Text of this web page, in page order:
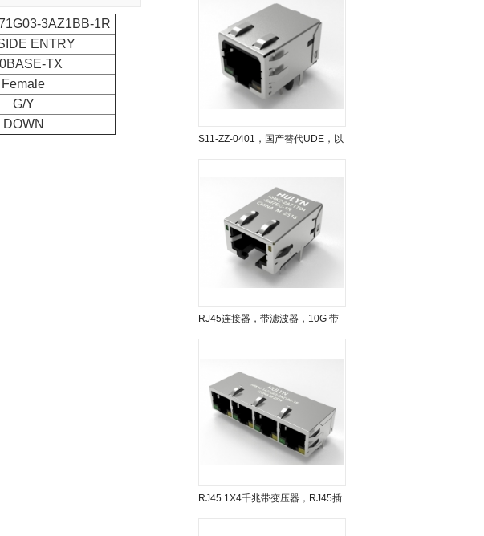
3AZ1BB-1R
ENTRY
TX
Female
G/Y
DOWN
S11-ZZ-0401，国产替代UDE，以
RJ45连接器，带滤波器，10G 带
RJ45 1X4千兆带变压器，RJ45插